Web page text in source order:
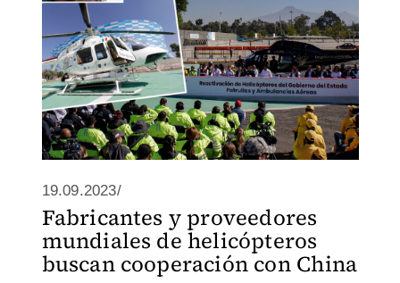
19.09.2023/
Fabricantes y proveedores
mundiales de helicópteros
buscan cooperación con China